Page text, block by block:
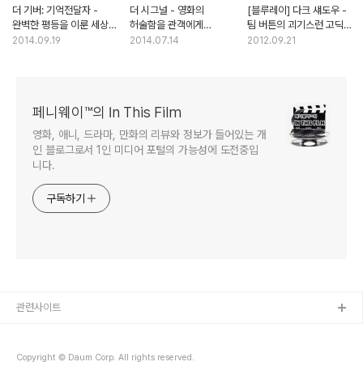
더 기버: 기억전달자 -
완벽한 평등을 이룬 세상은
과연 행복할까
2014.09.19
더 시그널 - 영화의
허술함을 관객에게
떠넘기지 말 것
2014.07.14
[블루레이] 다크 섀도우 -
팀 버튼의 괴기스런 고딕
동화
2012.09.21
페니웨이™의 In This Film
영화, 애니, 드라마, 만화의 리뷰와 정보가 들어있는 개
인 블로그로서 1인 미디어 포털의 가능성에 도전중입
니다.
구독하기
Copyright © Daum Corp. All rights reserved.
관련사이트